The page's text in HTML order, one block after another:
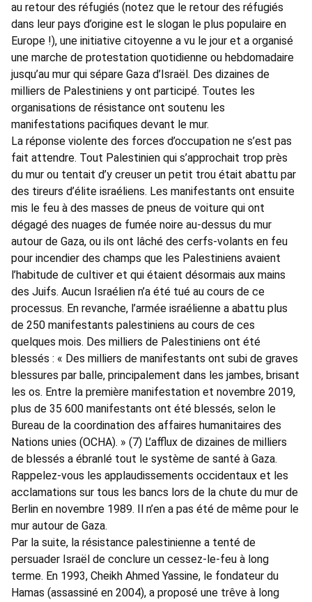
au retour des réfugiés (notez que le retour des réfugiés
dans leur pays d’origine est le slogan le plus populaire en
Europe !), une initiative citoyenne a vu le jour et a organisé
une marche de protestation quotidienne ou hebdomadaire
jusqu’au mur qui sépare Gaza d’Israël. Des dizaines de
milliers de Palestiniens y ont participé. Toutes les
organisations de résistance ont soutenu les
manifestations pacifiques devant le mur.
La réponse violente des forces d’occupation ne s’est pas
fait attendre. Tout Palestinien qui s’approchait trop près
du mur ou tentait d’y creuser un petit trou était abattu par
des tireurs d’élite israéliens. Les manifestants ont ensuite
mis le feu à des masses de pneus de voiture qui ont
dégagé des nuages de fumée noire au-dessus du mur
autour de Gaza, ou ils ont lâché des cerfs-volants en feu
pour incendier des champs que les Palestiniens avaient
l’habitude de cultiver et qui étaient désormais aux mains
des Juifs. Aucun Israélien n’a été tué au cours de ce
processus. En revanche, l’armée israélienne a abattu plus
de 250 manifestants palestiniens au cours de ces
quelques mois. Des milliers de Palestiniens ont été
blessés : « Des milliers de manifestants ont subi de graves
blessures par balle, principalement dans les jambes, brisant
les os. Entre la première manifestation et novembre 2019,
plus de 35 600 manifestants ont été blessés, selon le
Bureau de la coordination des affaires humanitaires des
Nations unies (OCHA). » (7) L’afflux de dizaines de milliers
de blessés a ébranlé tout le système de santé à Gaza.
Rappelez-vous les applaudissements occidentaux et les
acclamations sur tous les bancs lors de la chute du mur de
Berlin en novembre 1989. Il n’en a pas été de même pour le
mur autour de Gaza.
Par la suite, la résistance palestinienne a tenté de
persuader Israël de conclure un cessez-le-feu à long
terme. En 1993, Cheikh Ahmed Yassine, le fondateur du
Hamas (assassiné en 2004), a proposé une trêve à long